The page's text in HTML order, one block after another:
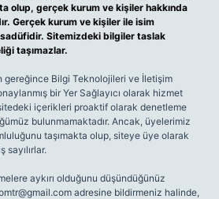
olup, gerçek kurum ve kişiler hakkında
Gerçek kurum ve kişiler ile isim
Sitemizdeki bilgiler taslak
taşımazlar.
gereğince Bilgi Teknolojileri ve İletişim
bir Yer Sağlayıcı olarak hizmet
içerikleri proaktif olarak denetleme
bulunmamaktadır. Ancak, üyelerimiz
taşımakta olup, siteye üye olarak
sayılırlar.
aykırı olduğunu düşündüğünüz
adresine bildirmeniz halinde,